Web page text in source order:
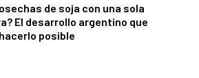
de soja con una sola
El desarrollo argentino que
posible